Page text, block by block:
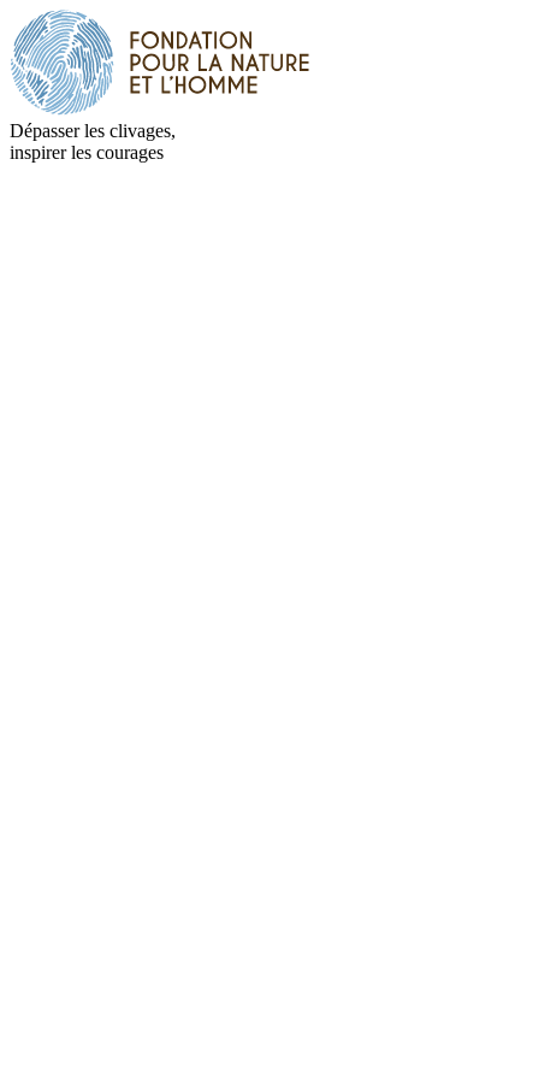
Dépasser les clivages,
inspirer les courages